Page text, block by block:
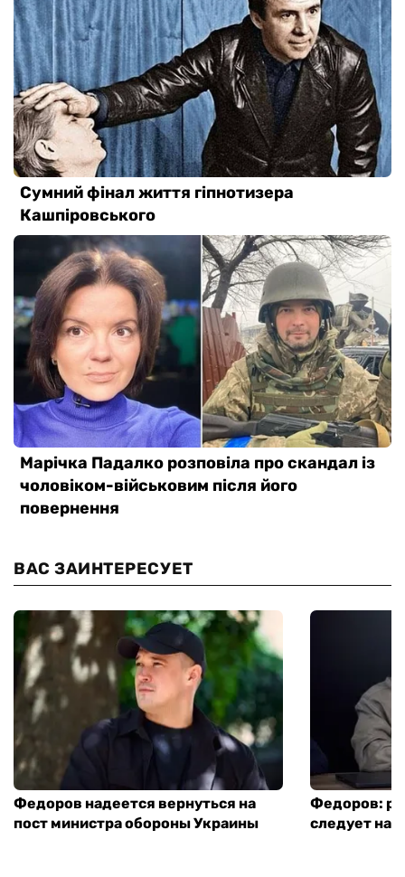
ВАС ЗАИНТЕРЕСУЕТ
Федоров надеется вернуться на
пост министра обороны Украины
Федоров:
следует